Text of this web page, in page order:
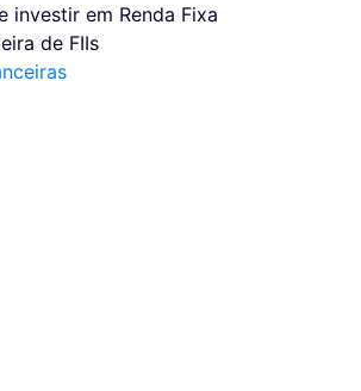
investir em Renda Fixa
de FIIs